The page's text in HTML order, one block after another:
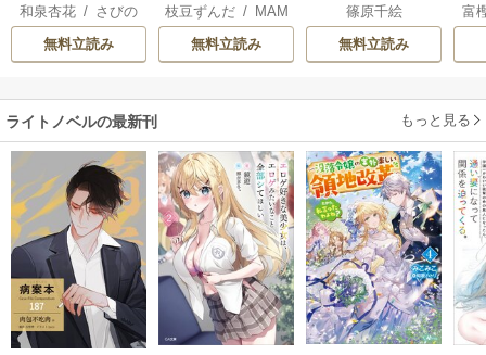
離婚された令嬢の
意外と楽しい新生
活
和泉杏花 / さびの
ぶち
無料立読み
国の姫ですが氷の
皇子殿下がどうも
溺愛してくれてい
枝豆ずんだ/ MAM
AKOTO / 鴉羽凛燈
無料立読み
り
篠原千絵
無料立読み
富
ライトノベルの最新刊 もっと見る